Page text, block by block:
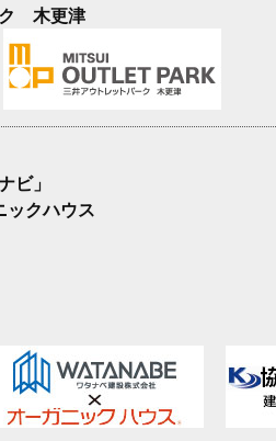
ク 木更津
ビ」
ックハウス